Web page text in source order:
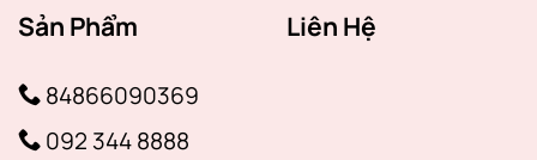
Sản Phẩm
Liên Hệ
84866090369
092 344 8888